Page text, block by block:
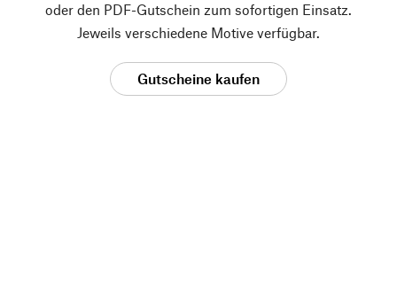
oder den PDF-Gutschein zum sofortigen Einsatz.
Jeweils verschiedene Motive verfügbar.
Gutscheine kaufen